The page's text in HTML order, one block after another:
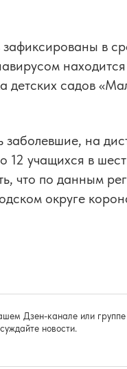
зафиксированы в
находится
детских садов
на
12 учащихся в
что по данным
округе
Дзен-канале или группе
новости.